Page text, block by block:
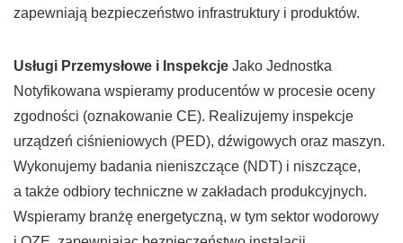
zapewniają bezpieczeństwo infrastruktury i produktów.
Usługi Przemysłowe i Inspekcje Jako Jednostka
Notyfikowana wspieramy producentów w procesie oceny
zgodności (oznakowanie CE). Realizujemy inspekcje
urządzeń ciśnieniowych (PED), dźwigowych oraz maszyn.
Wykonujemy badania nieniszczące (NDT) i niszczące,
a także odbiory techniczne w zakładach produkcyjnych.
Wspieramy branżę energetyczną, w tym sektor wodorowy